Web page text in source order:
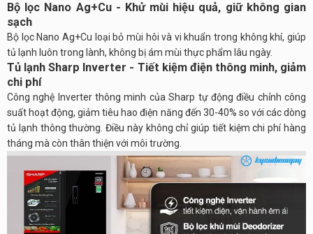
Bộ lọc Nano Ag+Cu - Khử mùi hiệu quả, giữ không gian
sạch
Bộ lọc Nano Ag+Cu loại bỏ mùi hôi và vi khuẩn trong không khí, giúp
tủ lạnh luôn trong lành, không bị ám mùi thực phẩm lâu ngày.
Tủ lạnh Sharp Inverter - Tiết kiệm điện thông minh, giảm
chi phí
Công nghệ Inverter thông minh của Sharp tự động điều chỉnh công
suất hoạt động, giảm tiêu hao điện năng đến 30-40% so với các dòng
tủ lạnh thông thường. Điều này không chỉ giúp tiết kiệm chi phí hàng
tháng mà còn thân thiện với môi trường.